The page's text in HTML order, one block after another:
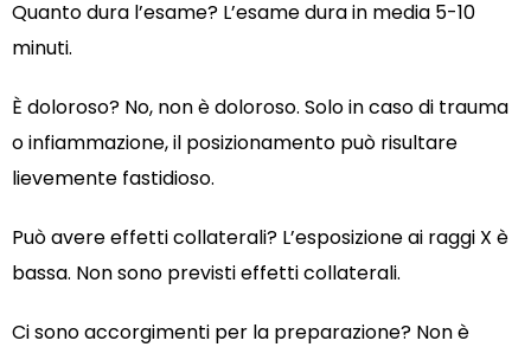
Quanto dura l’esame? L’esame dura in media 5-10
minuti.
È doloroso? No, non è doloroso. Solo in caso di trauma
o infiammazione, il posizionamento può risultare
lievemente fastidioso.
Può avere effetti collaterali? L’esposizione ai raggi X è
bassa. Non sono previsti effetti collaterali.
Ci sono accorgimenti per la preparazione? Non è